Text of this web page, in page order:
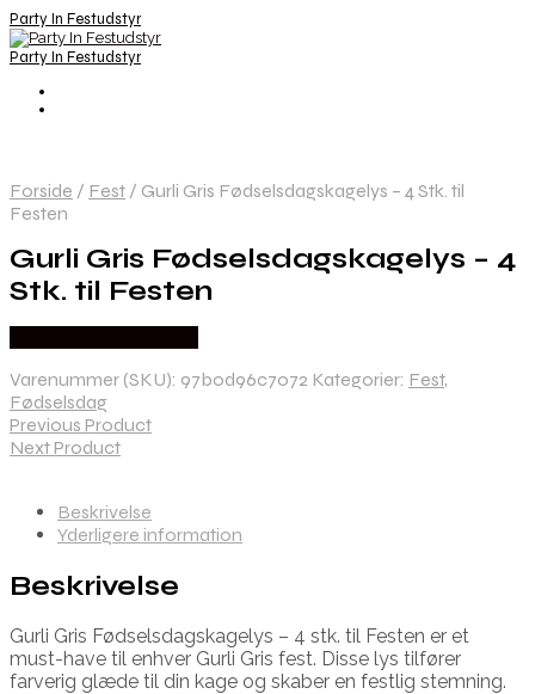
Party In Festudstyr
Party In Festudstyr
Forside / Fest / Gurli Gris Fødselsdagskagelys – 4 Stk. til
Festen
Gurli Gris Fødselsdagskagelys – 4
Stk. til Festen
Varenummer (SKU): 97b0d96c7072 Kategorier: Fest,
Fødselsdag
Previous Product
Next Product
Beskrivelse
Yderligere information
Beskrivelse
Gurli Gris Fødselsdagskagelys – 4 stk. til Festen er et
must-have til enhver Gurli Gris fest. Disse lys tilfører
farverig glæde til din kage og skaber en festlig stemning.